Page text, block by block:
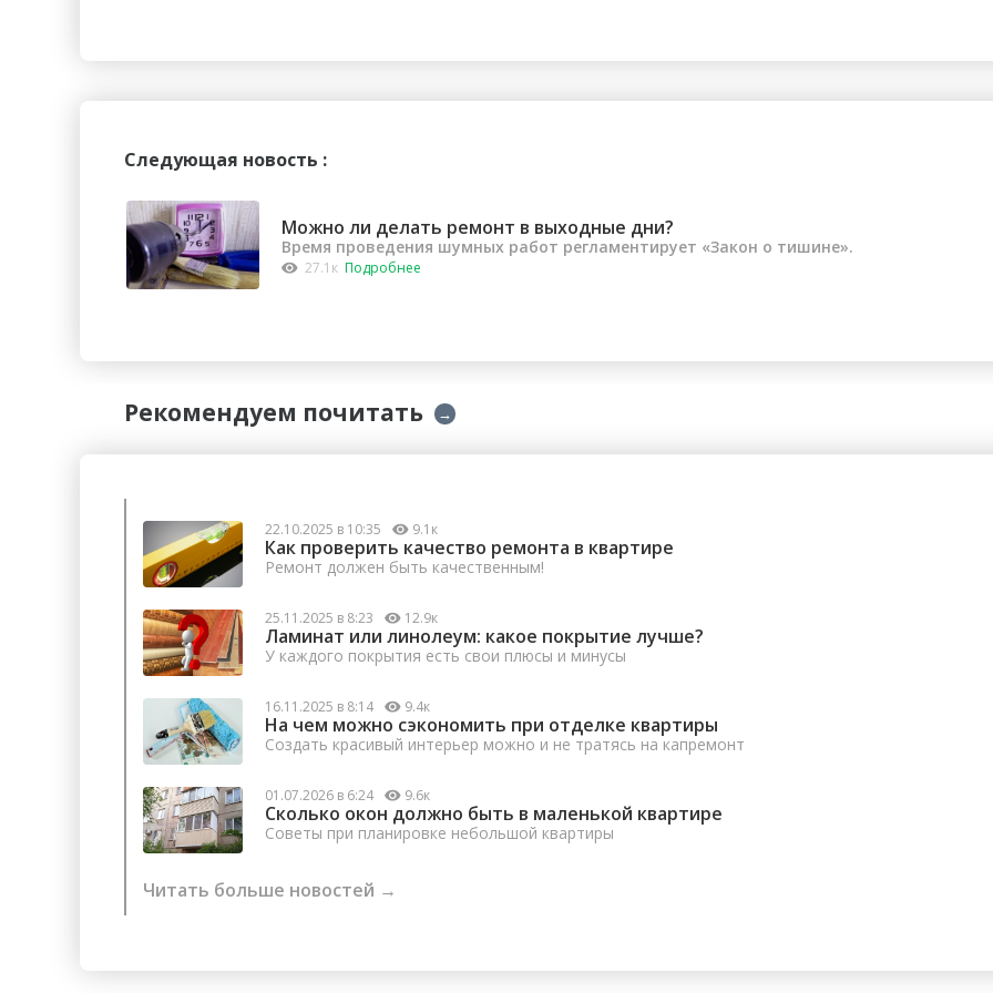
Следующая новость :
Можно ли делать ремонт в выходные дни?
Время проведения шумных работ регламентирует «Закон о тишине».
27.1к Подробнее
Рекомендуем почитать →
22.10.2025 в 10:35 9.1к
Как проверить качество ремонта в квартире
Ремонт должен быть качественным!
25.11.2025 в 8:23 12.9к
Ламинат или линолеум: какое покрытие лучше?
У каждого покрытия есть свои плюсы и минусы
16.11.2025 в 8:14 9.4к
На чем можно сэкономить при отделке квартиры
Создать красивый интерьер можно и не тратясь на капремонт
01.07.2026 в 6:24 9.6к
Сколько окон должно быть в маленькой квартире
Советы при планировке небольшой квартиры
Читать больше новостей →